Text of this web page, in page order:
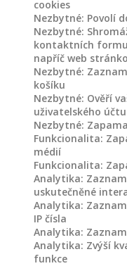
TVORBA
KONTAKT
cookies
Nezbytné: Povolí
Nezbytné:
kontaktních
napříč web
Nezbytné:
košíku
Nezbytné: Ověří
uživatelského účtu
Nezbytné:
Funkcionalita:
médií
Funkcionalita:
Analytika:
uskutečněné
Analytika:
IP čísla
Analytika:
Analytika: Zvýší
funkce